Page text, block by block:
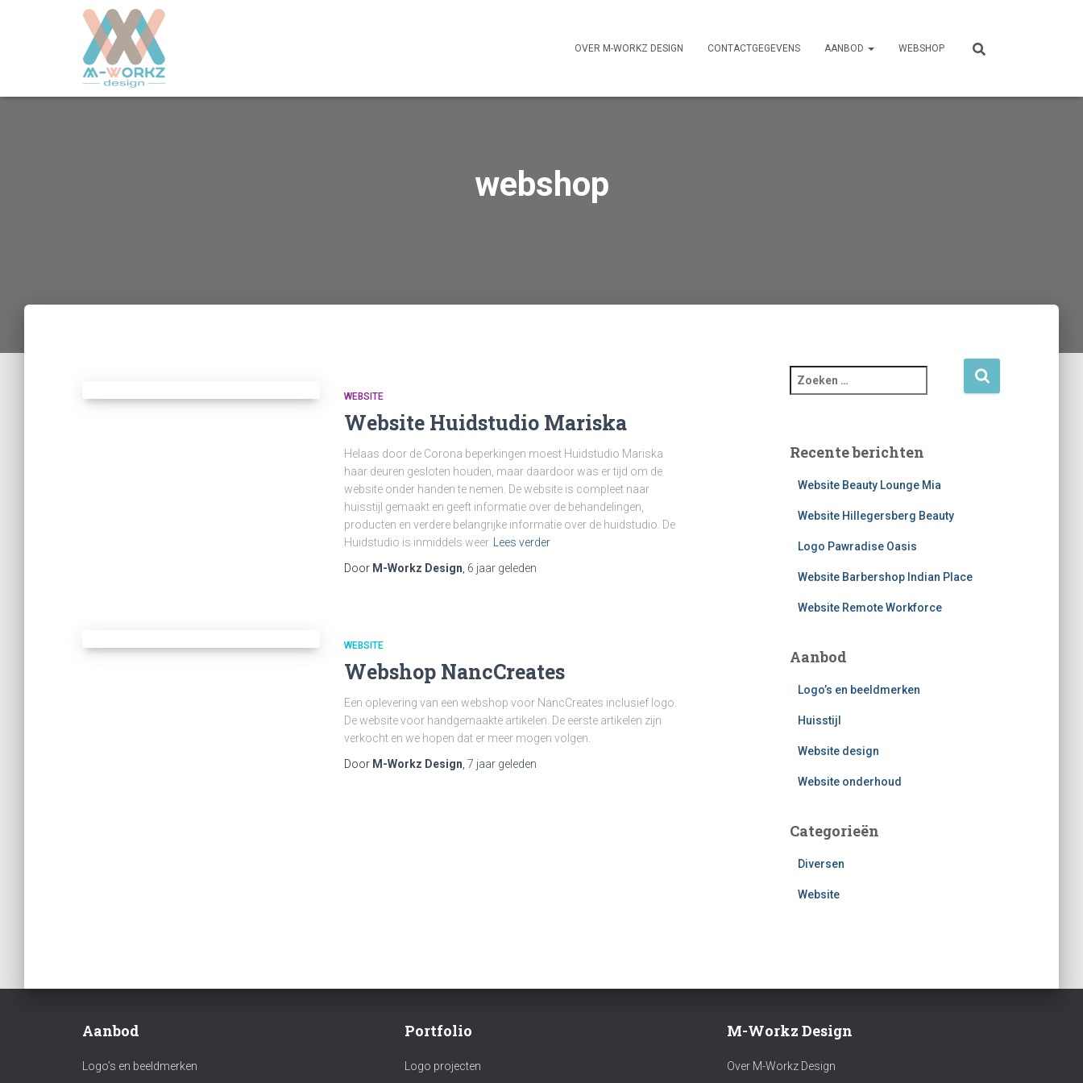
OVER M-WORKZ DESIGN CONTACTGEGEVENS AANBOD WEBSHOP
webshop
WEBSITE
Website Huidstudio Mariska
Helaas door de Corona beperkingen moest Huidstudio Mariska
haar deuren gesloten houden, maar daardoor was er tijd om de
website onder handen te nemen. De website is compleet naar
huisstijl gemaakt en geeft informatie over de behandelingen,
producten en verdere belangrijke informatie over de huidstudio. De
Huidstudio is inmiddels weer
Lees verder
Door M-Workz Design 6 jaar geleden
WEBSITE
Webshop NancCreates
Een oplevering van een webshop voor NancCreates inclusief logo.
De website voor handgemaakte artikelen. De eerste artikelen zijn
verkocht en we hopen dat er meer mogen volgen.
Door M-Workz Design 7 jaar geleden
o
e
Recente berichten
Website Beauty Lounge Mia
Website Hillegersberg Beauty
Logo Pawradise Oasis
Website Barbershop Indian Place
Website Remote Workforce
Aanbod
Logo’s en beeldmerken
Huisstijl
Website design
Website onderhoud
Categorieën
Diversen
Website
Aanbod
Logo’s en beeldmerken
Portfolio
Logo projecten
M-Workz Design
Over M-Workz Design